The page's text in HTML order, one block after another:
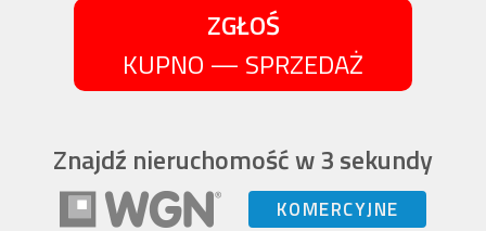
ZGŁOŚ
KUPNO — SPRZEDAŻ
Znajdź nieruchomość w 3 sekundy
KOMERCYJNE